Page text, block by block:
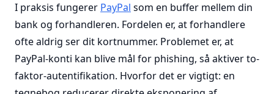
I praksis fungerer PayPal som en buffer mellem din
bank og forhandleren. Fordelen er, at forhandlere
ofte aldrig ser dit kortnummer. Problemet er, at
PayPal-konti kan blive mål for phishing, så aktiver to-
faktor-autentifikation. Hvorfor det er vigtigt: en